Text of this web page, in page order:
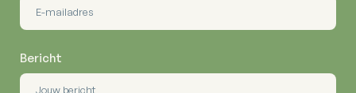
Bericht